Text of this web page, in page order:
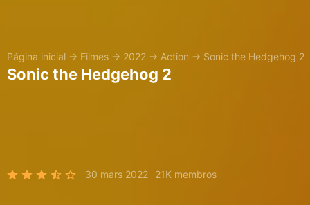
Página inicial → Filmes → 2022 → Action → Sonic the Hedgehog 2
Sonic the Hedgehog 2
30 mars 2022 21K membros